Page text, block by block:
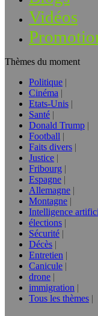
Vidéos
Thèmes du moment
Politique
Cinéma
Etats-Unis
Santé
Donald Trump
Football
Faits divers
Justice
Fribourg
Espagne
Allemagne
Montagne
Intelligence
élections
Sécurité
Décès
Entretien
Canicule
drone
immigration
Tous les thèmes